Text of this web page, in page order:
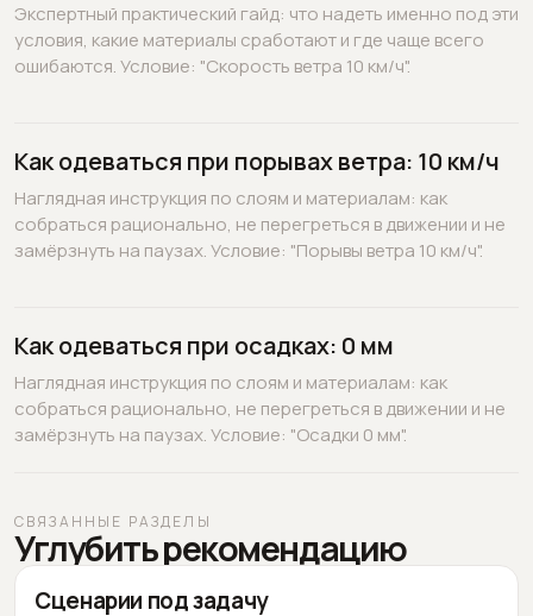
Экспертный практический гайд: что надеть именно под эти
условия, какие материалы сработают и где чаще всего
ошибаются. Условие: "Скорость ветра 10 км/ч".
Как одеваться при порывах ветра: 10 км/ч
Наглядная инструкция по слоям и материалам: как
собраться рационально, не перегреться в движении и не
замёрзнуть на паузах. Условие: "Порывы ветра 10 км/ч".
Как одеваться при осадках: 0 мм
Наглядная инструкция по слоям и материалам: как
собраться рационально, не перегреться в движении и не
замёрзнуть на паузах. Условие: "Осадки 0 мм".
СВЯЗАННЫЕ РАЗДЕЛЫ
Углубить рекомендацию
Сценарии под задачу